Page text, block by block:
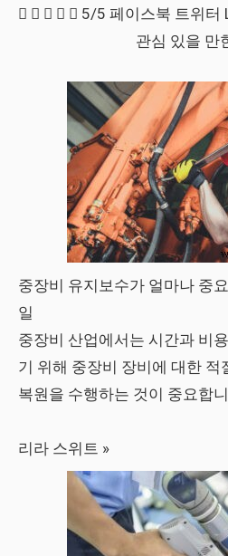
     5/5 페이스북 트위터
관심 있을 만
중장비 유지보수가 얼마나 중
일
중장비 산업에서는 시간과 비
기 위해 중장비 장비에 대한 적
복원을 수행하는 것이 중요합
리라 스위트 »